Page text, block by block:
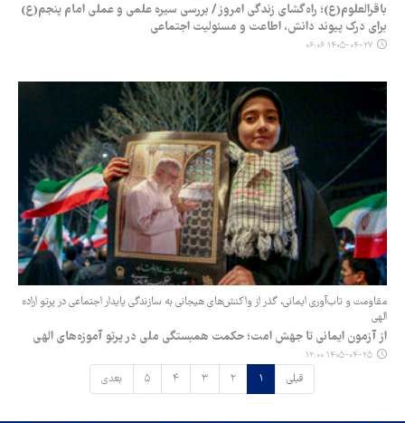
باقرالعلوم(ع)؛ راه‌گشای زندگی امروز / بررسی سیره علمی و عملی امام پنجم(ع)
برای درک پیوند دانش، اطاعت و مسئولیت اجتماعی
۱۴۰۵-۰۴-۲۷ ۰۶:۰۶
مقاومت و تاب‌آوری ایمانی، گذر از واکنش‌های هیجانی به سازندگی پایدار اجتماعی در پرتو اراده
الهی
از آزمون ایمانی تا جهش امت؛ حکمت همبستگی ملی در پرتو آموزه‌های الهی
۱۴۰۵-۰۴-۲۵ ۱۲:۰۰
قبلی ۱ ۲ ۳ ۴ ۵ بعدی